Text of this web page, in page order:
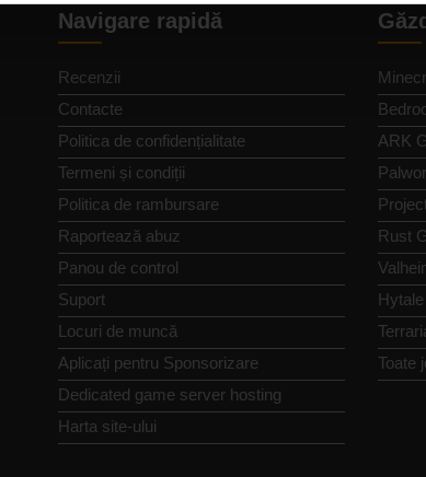
Navigare rapidă
Recenzii
Contacte
Politica de confidențialitate
Termeni și condiții
Politica de rambursare
Raportează abuz
Panou de control
Suport
Locuri de muncă
Aplicați pentru Sponsorizare
Dedicated game server hosting
Harta site-ului
ARK
Rust
Toate